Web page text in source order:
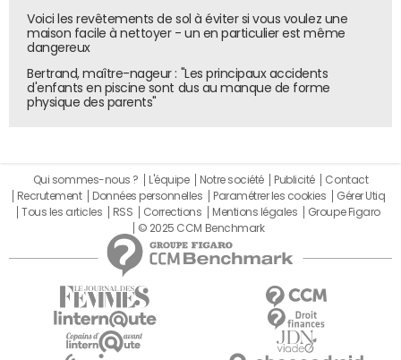
Voici les revêtements de sol à éviter si vous voulez une
maison facile à nettoyer - un en particulier est même
dangereux
Bertrand, maître-nageur : "Les principaux accidents
d'enfants en piscine sont dus au manque de forme
physique des parents"
Qui sommes-nous ? L'équipe Notre société Publicité
Contact
Recrutement
Données personnelles Paramétrer les cookies
Gérer Utiq
Tous les articles
RSS Corrections Mentions légales
Groupe Figaro
© 2025 CCM Benchmark